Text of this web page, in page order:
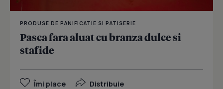
PRODUSE DE PANIFICATIE SI PATISERIE
Pasca fara aluat cu branza dulce si
stafide
Îmi place Distribuie